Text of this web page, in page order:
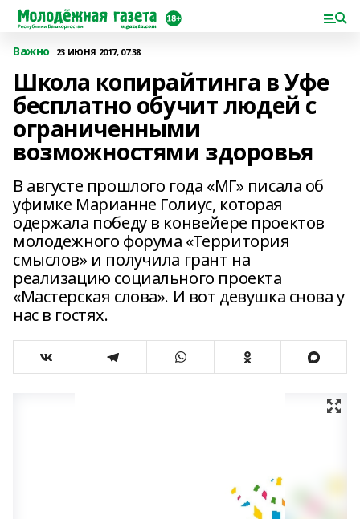
Важно 23 ИЮНЯ 2017, 07:38
Школа копирайтинга в Уфе
бесплатно обучит людей с
ограниченными
возможностями здоровья
В августе прошлого года «МГ» писала об
уфимке Марианне Голиус, которая
одержала победу в конвейере проектов
молодежного форума «Территория
смыслов» и получила грант на
реализацию социального проекта
«Мастерская слова». И вот девушка снова у
нас в гостях.